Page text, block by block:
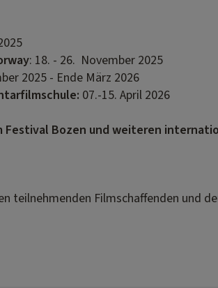
: 18. - 26. November 2025
2025 - Ende März 2026
07.-15. April 2026
Bozen und weiteren
teilnehmenden Filmschaffenden und